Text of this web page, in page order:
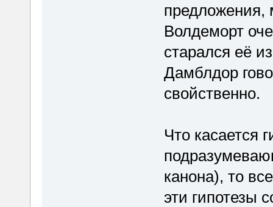
предложения,
Волдеморт
старался её
Дамблдор
свойственно.
Что касается
канона), то
эти гипотезы